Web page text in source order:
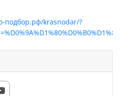
подбор.рф/krasnodar/?